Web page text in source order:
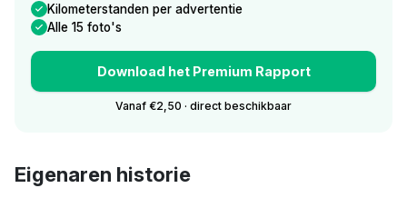
Kilometerstanden per advertentie
Alle 15 foto's
Download het Premium Rapport
Vanaf €2,50 · direct beschikbaar
Eigenaren historie